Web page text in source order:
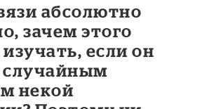
абсолютно
зачем этого
если он
случайным
некой